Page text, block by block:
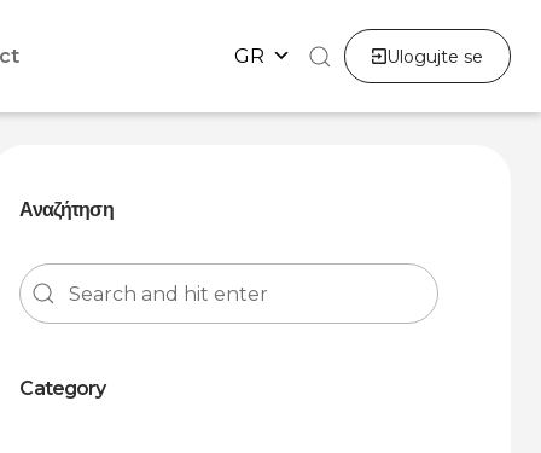
GR Ulogujte se
Αναζήτηση
Category